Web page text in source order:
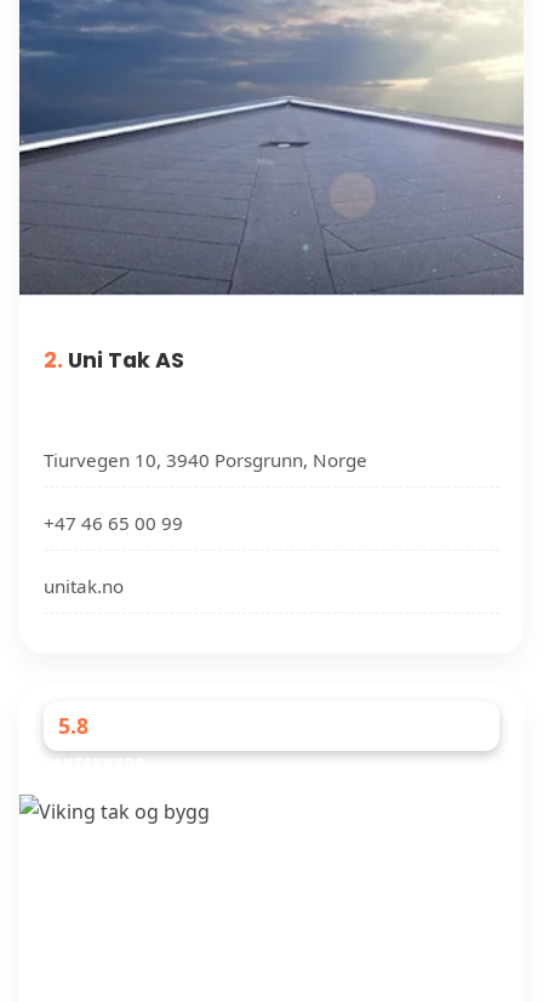
2. Uni Tak AS
Tiurvegen 10, 3940 Porsgrunn, Norge
+47 46 65 00 99
unitak.no
5.8